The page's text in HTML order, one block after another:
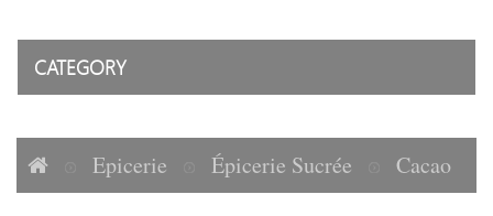
CATEGORY
Epicerie Épicerie Sucrée Cacao